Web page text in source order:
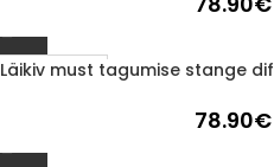
1-3 d.d.
Läikiv must tagumise stange
78.90€